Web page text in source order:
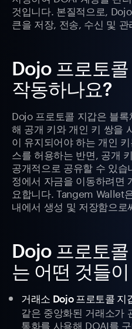
것입니다. 본질적으로,
큰을 저장, 전송, 수신 및
Dojo 프로토
작동하나요?
Dojo 프로토콜 지갑은 블
해 공개 키와 개인 키 쌍을
이 유지되어야 하는 개인
스를 허용하는 반면, 공개
공개적으로 공유할 수 있
정에서 자금을 이동하려면
요합니다. Tangem Wallet
내에서 생성 및 저장함으
Dojo 프로토
는 어떤 것들
거래소 Dojo 프로토콜 지
같은 중앙화된 거래소가
통화를 사용해 DOAI를